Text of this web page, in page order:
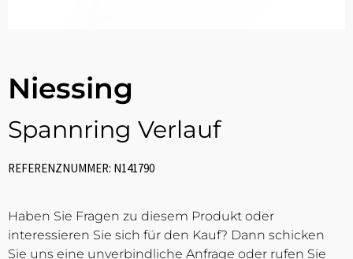
Niessing
Spannring Verlauf
REFERENZNUMMER: N141790
Haben Sie Fragen zu diesem Produkt oder
interessieren Sie sich für den Kauf? Dann schicken
Sie uns eine unverbindliche Anfrage oder rufen Sie